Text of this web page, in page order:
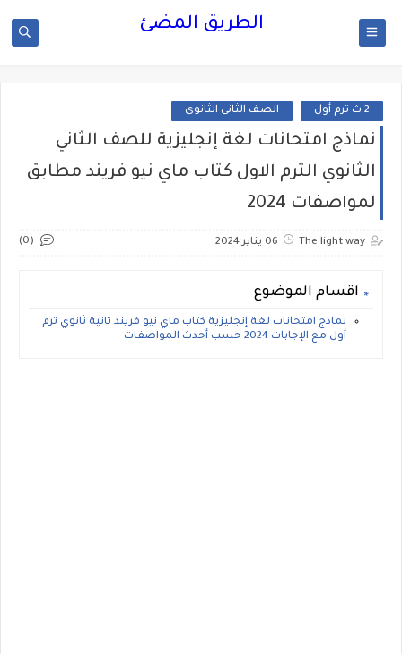
الطريق المضئ
2 ث ترم أول الصف الثانى الثانوى
نماذج امتحانات لغة إنجليزية للصف الثاني
الثانوي الترم الاول كتاب ماي نيو فريند مطابق
لمواصفات 2024
The light way 06 يناير 2024 (0)
اقسام الموضوع
نماذج امتحانات لغة إنجليزية كتاب ماي نيو فريند تانية ثانوي ترم
أول مع الإجابات 2024 حسب أحدث المواصفات